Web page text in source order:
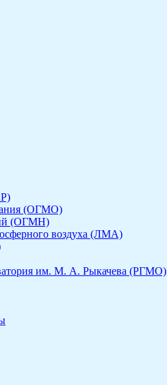
(ОГМО)
(ОГМН)
воздуха (ЛМА)
им. М. А. Рыкачева (РГМО)